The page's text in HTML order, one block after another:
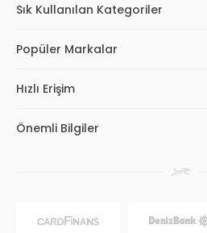
Sık Kullanılan Kategoriler
Popüler Markalar
Hızlı Erişim
Önemli Bilgiler